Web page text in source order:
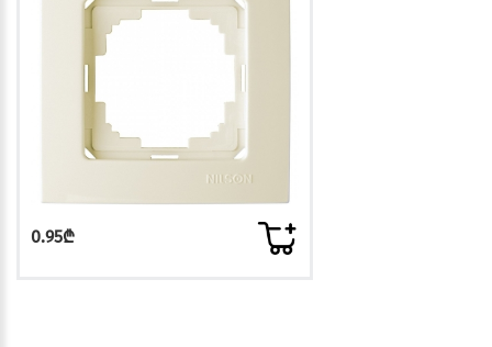
0.95₾